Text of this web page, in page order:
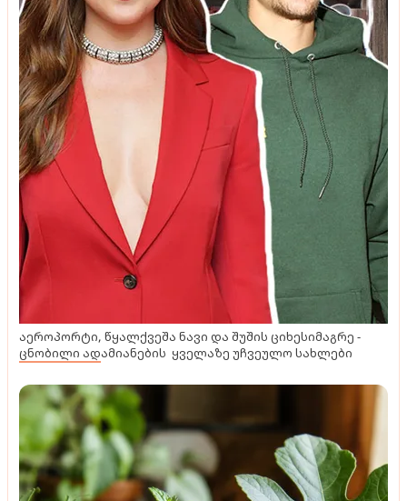
აეროპორტი, წყალქვეშა ნავი და შუშის ციხესიმაგრე -
ცნობილი ადამიანების ყველაზე უჩვეულო სახლები